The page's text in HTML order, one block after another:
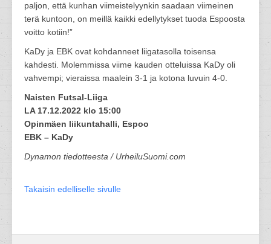
paljon, että kunhan viimeistelyynkin saadaan viimeinen
terä kuntoon, on meillä kaikki edellytykset tuoda Espoosta
voitto kotiin!”
KaDy ja EBK ovat kohdanneet liigatasolla toisensa
kahdesti. Molemmissa viime kauden otteluissa KaDy oli
vahvempi; vieraissa maalein 3-1 ja kotona luvuin 4-0.
Naisten Futsal-Liiga
LA 17.12.2022 klo 15:00
Opinmäen liikuntahalli, Espoo
EBK – KaDy
Dynamon tiedotteesta / UrheiluSuomi.com
Takaisin edelliselle sivulle